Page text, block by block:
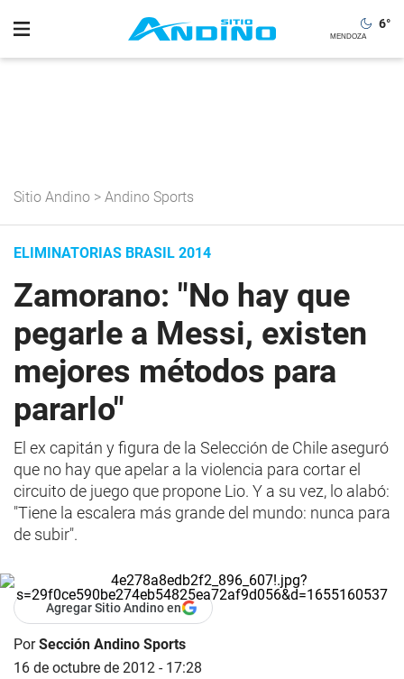
6°
Sitio Andino > Andino Sports
ELIMINATORIAS BRASIL 2014
Zamorano: "No hay que
pegarle a Messi, existen
mejores métodos para
pararlo"
El ex capitán y figura de la Selección de Chile aseguró
que no hay que apelar a la violencia para cortar el
circuito de juego que propone Lio. Y a su vez, lo alabó:
"Tiene la escalera más grande del mundo: nunca para
de subir".
Agregar Sitio Andino en
PorSección Andino Sports
16 de octubre de 2012 - 17:28